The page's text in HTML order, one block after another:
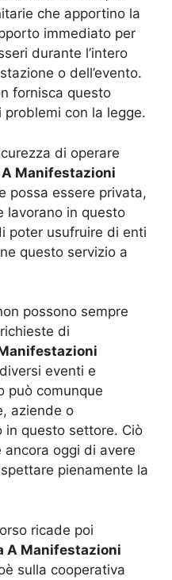
che apportino la
immediato per
durante l’intero
o dell’evento.
fornisca questo
problemi con la legge.
di operare
Manifestazioni
possa essere privata,
lavorano in questo
poter usufruire di enti
questo servizio a
possono sempre
di
eventi e
può comunque
aziende o
in questo settore. Ciò
oggi di avere
pienamente la
ricade poi
A Manifestazioni
sulla cooperativa